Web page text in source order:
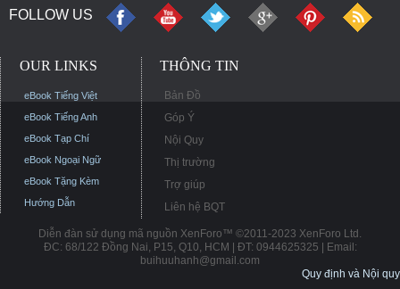
FOLLOW US
OUR LINKS
eBook Tiếng Việt
eBook Tiếng Anh
eBook Tạp Chí
eBook Ngoại Ngữ
eBook Tặng Kèm
Hướng Dẫn
THÔNG TIN
Bản Đồ
Góp Ý
Nội Quy
Thị trường
Trợ giúp
Liên hệ BQT
Diễn đàn sử dụng mã nguồn XenForo™ ©2011-2023 XenForo Ltd.
ĐC: 68/122 Đồng Nai, P15, Q10, HCM | ĐT: 0944625325 | Email:
buihuuhanh@gmail.com
Quy định và Nội quy